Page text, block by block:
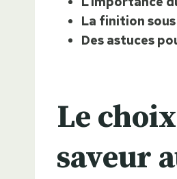
La finition
Des astuces
Le
saveur